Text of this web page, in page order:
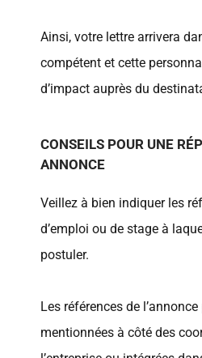
Ainsi, votre lettre arrivera
compétent et cette
d’impact auprès du
CONSEILS POUR UNE
ANNONCE
Veillez à bien indiquer les
d’emploi ou de stage à
postuler.
Les références de
mentionnées à côté des